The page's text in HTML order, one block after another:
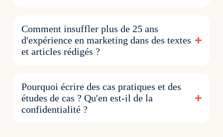
Comment insuffler plus de 25 ans
d'expérience en marketing dans des textes
et articles rédigés ?
Pourquoi écrire des cas pratiques et des
études de cas ? Qu'en est-il de la
confidentialité ?